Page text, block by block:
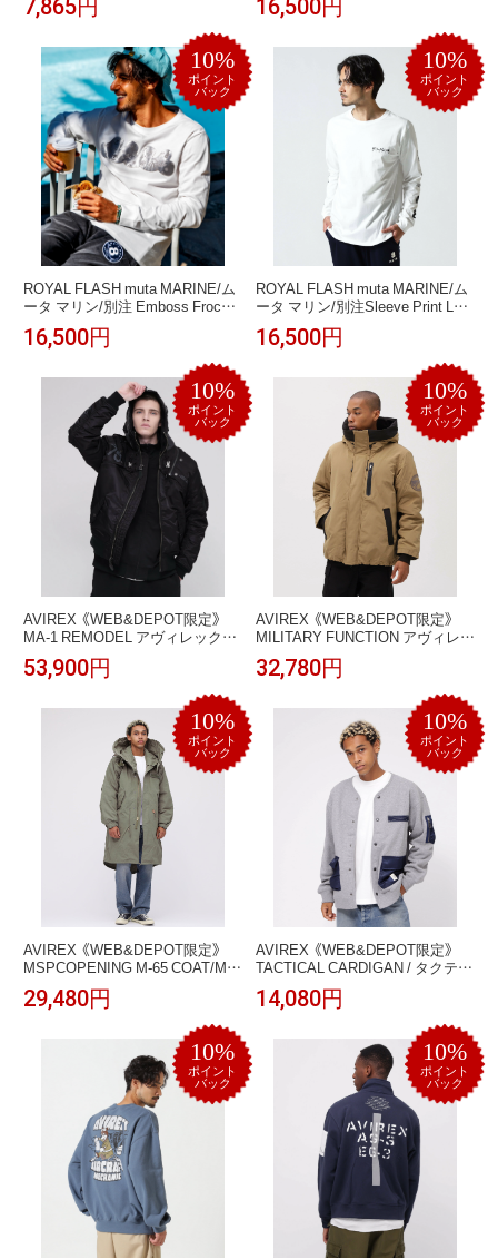
ト・アウター ブルゾン・ジャン
パー グリーン ブラック【送料無
料】
7,865円
ゾン・ジャンパー ホワイト ブラ
16,500円
10%
ポイント
バック
ROYAL FLASH muta MARINE/ム
ータ マリン/別注 Emboss Frocky
LS TEE ロイヤルフラッシュ トッ
プス カットソー・Tシャツ ブラッ
16,500円
10%
ポイント
バック
ROYAL FLASH muta MARINE/ム
ータ マリン/別注Sleeve Print LS
Tee ロイヤルフラッシュ トップス
カットソー・Tシャツ ホワイト ブ
16,500円
10%
ポイント
バック
AVIREX 《WEB&DEPOT限定》
MA-1 REMODEL アヴィレックス
ジャケット・アウター ブルゾ
ン・ジャンパー カーキグリーン
グレー ブラック グリーン レッド
【送料無料】
53,900円
10%
ポイント
バック
AVIREX 《WEB&DEPOT限定》
MILITARY FUNCTION アヴィレッ
クス ジャケット・アウター ダウ
ンジャケット・ダウンベスト グ
レー レッド ネイビー グリーン ベ
ージュ ブラック【送料無料】
32,780円
10%
ポイント
バック
AVIREX 《WEB&DEPOT限定》
MSPCOPENING M-65 COAT/M-
65 ジャケット/モッズコー
ト/AVIREX/アヴィレックス アヴ
ィレックス ジャケット・アウタ
ー その他のジャケット・アウタ
ー グリーン ブラック【送料無料】
29,480円
10%
ポイント
バック
AVIREX 《WEB&DEPOT限定》
TACTICAL CARDIGAN / タクティ
カル カーディガン / AVIREX / ア
ヴィレックス アヴィレックス ト
ップス カットソー・Tシャツ ブラ
ック グリーン【送料無料】
14,080円
10%
ポイント
バック
10%
ポイント
バック